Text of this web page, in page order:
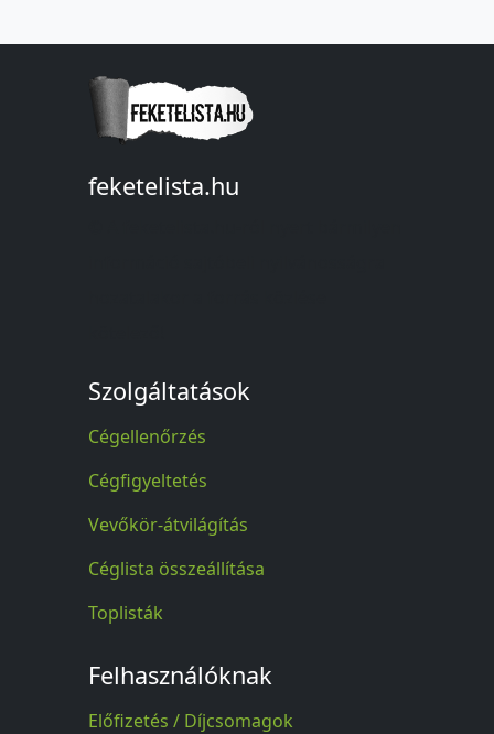
feketelista.hu
Szolgáltatások
Cégellenőrzés
Cégfigyeltetés
Vevőkör-átvilágítás
Céglista összeállítása
Toplisták
Felhasználóknak
Előfizetés / Díjcsomagok